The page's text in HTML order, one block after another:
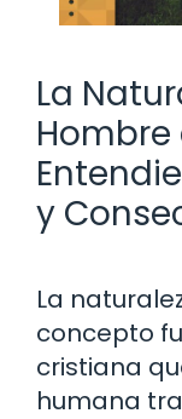
La
Hombre
y
La
concepto
cristiana
humana